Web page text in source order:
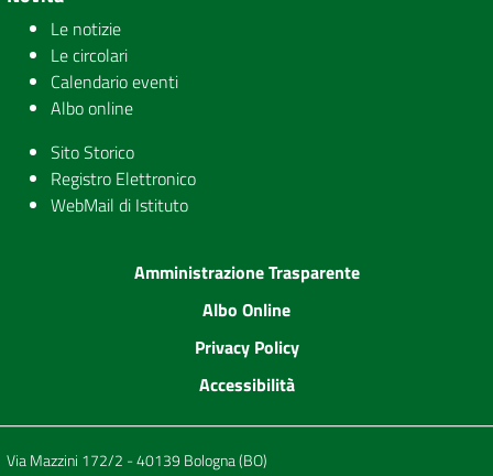
Le notizie
Le circolari
Calendario eventi
Albo online
Sito Storico
Registro Elettronico
WebMail di Istituto
Amministrazione Trasparente
Albo Online
Privacy Policy
Accessibilità
Via Mazzini 172/2 - 40139 Bologna (BO)